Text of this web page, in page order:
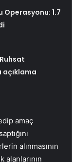
Operasyonu: 1.7
açıklama
amaç
alınmasının
alanlarının